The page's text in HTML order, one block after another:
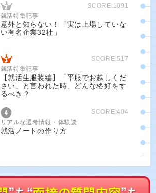
SCORE:1091
就活特集記事
意外と知らない！「実は上場していな
い有名企業32社」
SCORE:517
就活特集記事
【就活生服装編】「平服でお越しくだ
さい」と言われた時、どんな格好をす
るべき？
SCORE:404
リアルな選考情報・体験談
就活ノートの作り方